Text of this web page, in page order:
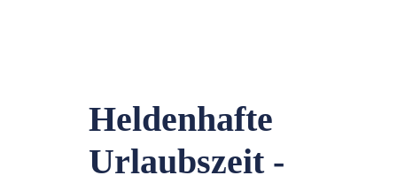
Heldenhafte
Urlaubszeit -